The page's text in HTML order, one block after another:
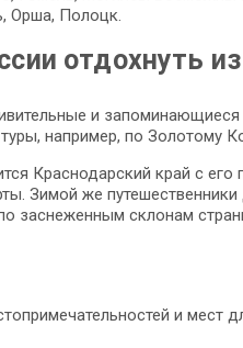
Орша, Полоцк.
отдохнуть
и
например, по Золотому
Краснодарский край с
Зимой же
заснеженным склонам
и